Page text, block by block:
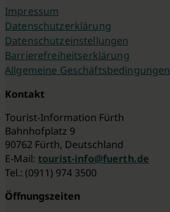
Impressum
Datenschutzerklärung
Datenschutzeinstellungen
Barrierefreiheitserklärung
Allgemeine Geschäftsbedingungen
Kontakt
Tourist-Information Fürth
Bahnhofplatz 9
90762 Fürth, Deutschland
E-Mail: tourist-info@fuerth.de
Tel.: (0911) 974 3500
Öffnungszeiten